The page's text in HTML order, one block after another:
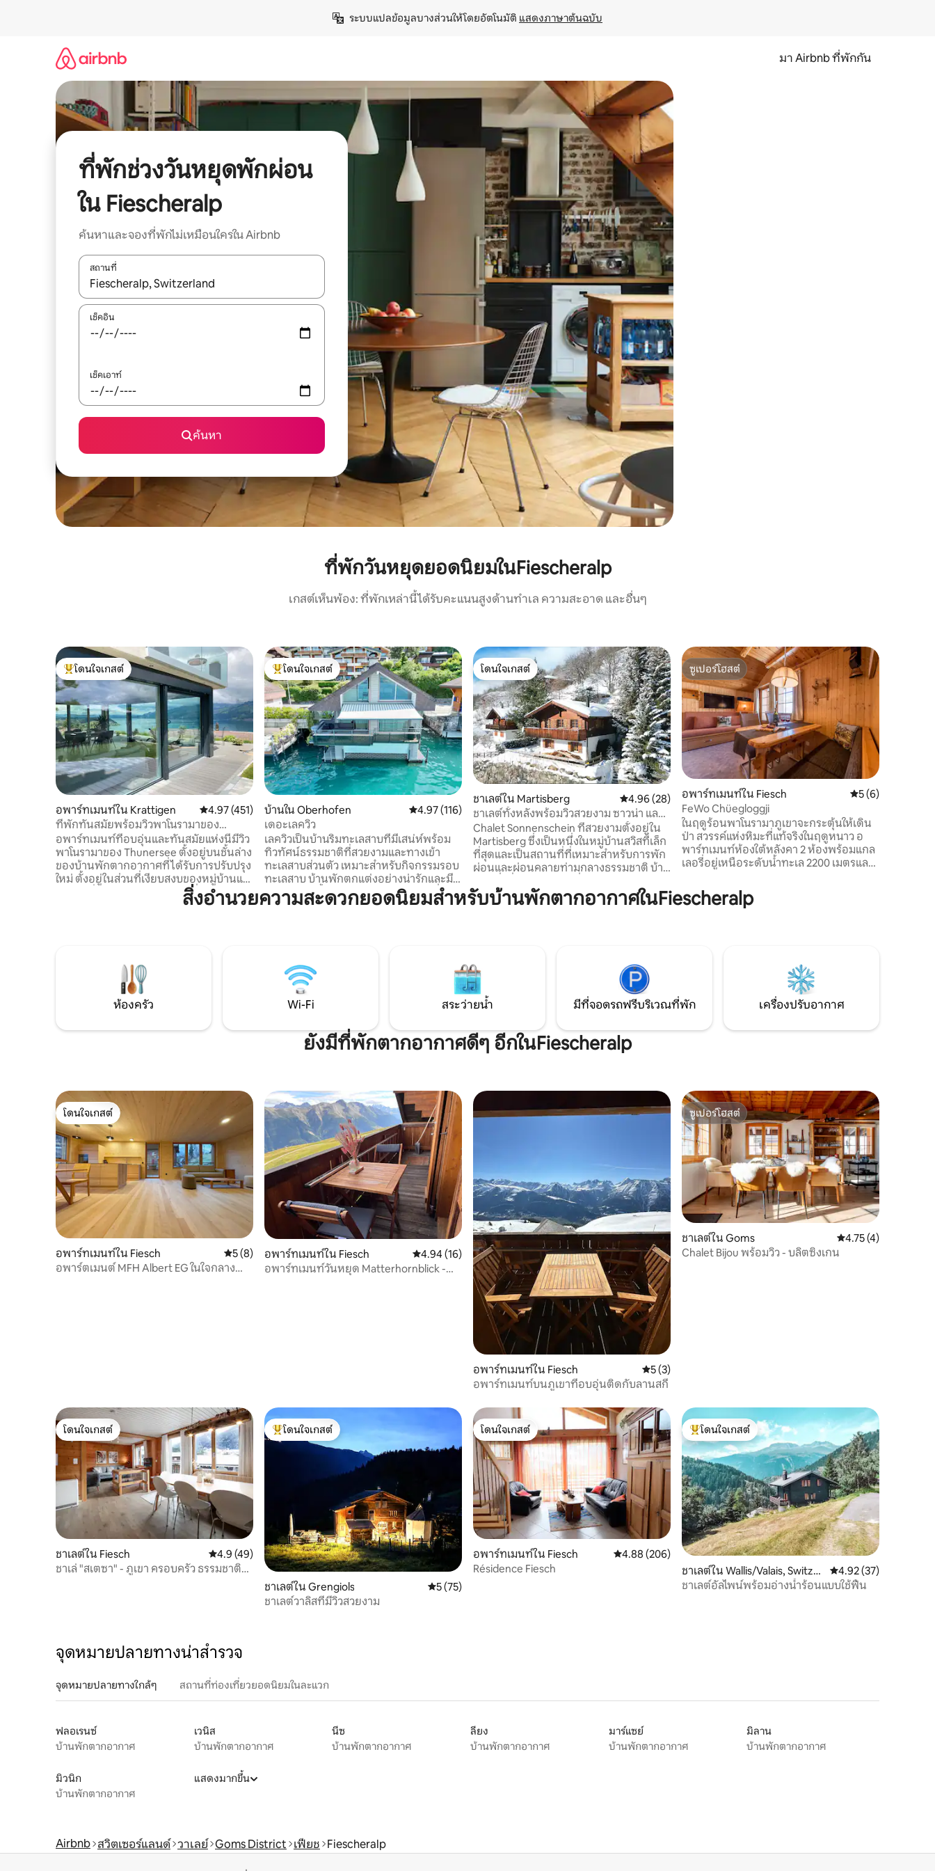
ระบบแปลข้อมูลบางส่วนให้โดยอัตโนมัติ แสดงภาษาต้นฉบับ
มา Airbnb ที่พักกัน
ที่พักช่วงวันหยุดพักผ่อน
ใน Fiescheralp
ค้นหาและจองที่พักไม่เหมือนใครใน Airbnb
สถานที่
ใช้ลูกศรขึ้นลง หรือใช้การสัมผัสหรือปัด เพื่อสำรวจผลการค้นหา
เช็คอิน
เช็คเอาท์
ค้นหา
ที่พักวันหยุดยอดนิยมในFiescheralp
เกสต์เห็นพ้อง: ที่พักเหล่านี้ได้รับคะแนนสูงด้านทำเล ความสะอาด และอื่นๆ
โดนใจเกสต์ที่สุด
โดนใจเกสต์
อพาร์ทเมนท์ใน Krattigen คะแนนเฉลี่ย 4.97 จาก 5, 451 รีวิว
4.97 (451)
ที่พักทันสมัยพร้อมวิวพาโนรามาของ
ทะเลสาบทูน
อพาร์ทเมนท์ที่อบอุ่นและทันสมัยแห่งนี้มีวิว
พาโนรามาของ Thunersee ตั้งอยู่บนชั้นล่าง
ของบ้านพักตากอากาศที่ได้รับการปรับปรุง
ใหม่ ตั้งอยู่ในส่วนที่เงียบสงบของหมู่บ้านและ
เป็นจุดเริ่มต้นสำหรับการท่องเที่ยวไปยัง
ภูเขาและทะเลสาบ เหมาะสำหรับ 4 ท่าน
Dorf/Post (เดิน 4 นาที) ร้านค้าในหมู่บ้าน
สนามกีฬาเส้นทางเดินป่า Thun, Spiez,
Aeschi, Interlaken, Beatenberg, Bern
โดนใจเกสต์ที่สุด
โดนใจเกสต์
บ้านใน Oberhofen คะแนนเฉลี่ย 4.97 จาก 5, 116 รีวิว
4.97 (116)
เดอะเลควิว
เลควิวเป็นบ้านริมทะเลสาบที่มีเสน่ห์พร้อม
ทิวทัศน์ธรรมชาติที่สวยงามและทางเข้า
ทะเลสาบส่วนตัว เหมาะสำหรับกิจกรรมรอบ
ทะเลสาบ บ้านพักตกแต่งอย่างน่ารักและมี
คุณภาพสูงตั้งอยู่ในทะเลสาบและมีวิวที่น่า
ประทับใจของเทือกเขาแอลป์เบิร์น เบิร์นเนส
ทั้งหมด 775 กิโลเมตรกำลังรอคุณอยู่ "สิ่งที่
คุณเห็นคือสิ่งที่คุณได้รับ มาสัมผัสความ
มหัศจรรย์กันเถอะ"
โดนใจเกสต์
โดนใจเกสต์
ชาเลต์ใน Martisberg คะแนนเฉลี่ย 4.96 จาก 5, 28 รีวิว
4.96 (28)
ชาเลต์ทั้งหลังพร้อมวิวสวยงาม ซาวน่า และ
สวน
Chalet Sonnenschein ที่สวยงามตั้งอยู่ใน
Martisberg ซึ่งเป็นหนึ่งในหมู่บ้านสวิสที่เล็ก
ที่สุดและเป็นสถานที่ที่เหมาะสำหรับการพัก
ผ่อนและผ่อนคลายท่ามกลางธรรมชาติ บ้าน
หยุดของคุณอย่างเต็มที่รวมถึงเตาผิงและ
ซาวน่า ชาเลต์แห่งนี้ตั้งอยู่ทางทิศใต้ของ
ซูเปอร์โฮสต์
ซูเปอร์โฮสต์
อพาร์ทเมนท์ใน Fiesch คะแนนเฉลี่ย 5 จา
5 (6)
FeWo Chüegloggji
ในฤดูร้อนพาโนรามาภูเขาจะกระตุ้นให้เดิน
ป่า สวรรค์แห่งหิมะที่แท้จริงในฤดูหนาว อ
พาร์ทเมนท์ห้องใต้หลังคา 2 ห้องพร้อมแกล
เลอรี่อยู่เหนือระดับน้ำทะเล 2200 เมตรและ
Fiescheralp เท่านั้น ด้านหน้าบ้านมีความ
ลาดชันโดยตรงอากาศใสมีผงหิมะในฤดู
สิ่งอำนวยความสะดวกยอดนิยมสำหรับบ้านพักตากอากาศในFiescheralp
ห้องครัว Wi-Fi สระว่ายน้ำ มีที่จอดรถฟรีบริเวณที่พัก เครื่องปรับอากาศ
ยังมีที่พักตากอากาศดีๆ อีกในFiescheralp
โดนใจเกสต์
โดนใจเกสต์
อพาร์ทเมนท์ใน Fiesch คะแนนเฉลี่ย 5 จาก 5, 8 รีวิว
5 (8)
อพาร์ตเมนต์ MFH Albert EG ในใจกลาง
อพาร์ทเมนท์ใน Fiesch คะแนนเฉลี่ย 4.94 จาก 5, 16 รีวิว
4.94 (16)
อพาร์ทเมนท์วันหยุด Matterhornblick -
อพาร์ทเมนท์ใน Fiesch คะแนนเฉลี่ย 5 จาก 5, 3 รีวิว
5 (3)
อพาร์ทเมนท์บนภูเขาที่อบอุ่นติดกับลานสกี
ซูเปอร์โฮสต์
ซูเปอร์โฮสต์
ชาเลต์ใน Goms คะแนนเฉลี่ย 4.75 จา
4.75 (4)
Chalet Bijou พร้อมวิว - บลิตซิงเกน
โดนใจเกสต์
โดนใจเกสต์
ชาเลต์ใน Fiesch คะแนนเฉลี่ย 4.9 จาก 5, 49 รีวิว
4.9 (49)
ชาเล่ "สเตซา" - ภูเขา ครอบครัว ธรรมชาติ
โดนใจเกสต์ที่สุด
โดนใจเกสต์
ชาเลต์ใน Grengiols คะแนนเฉลี่ย 5 จาก 5, 75 รีวิว
5 (75)
ชาเลต์วาลิสที่มีวิวสวยงาม
โดนใจเกสต์
โดนใจเกสต์
อพาร์ทเมนท์ใน Fiesch คะแนนเฉลี่ย 4.88 จาก 5, 206 รีวิว
4.88 (206)
Résidence Fiesch
โดนใจเกสต์ที่สุด
โดนใจเกสต์
ชาเลต์ใน Wallis/Valais, Switzerl
and
คะแนนเฉลี่ย 4.92 จาก
4.92 (37)
ชาเลต์อัลไพน์พร้อมอ่างน้ำร้อนแบบใช้ฟืน
จุดหมายปลายทางน่าสำรวจ
จุดหมายปลายทางใกล้ๆ สถานที่ท่องเที่ยวยอดนิยมในละแวก
ฟลอเรนซ์
บ้านพักตากอากาศ
เวนิส
บ้านพักตากอากาศ
นีซ
บ้านพักตากอากาศ
ลียง
บ้านพักตากอากาศ
มาร์แซย์
บ้านพักตากอากาศ
มิลาน
บ้านพักตากอากาศ
มิวนิก
บ้านพักตากอากาศ
แสดงมากขึ้น
Airbnb สวิตเซอร์แลนด์ วาเลย์ Goms District เฟียช Fiescheralp